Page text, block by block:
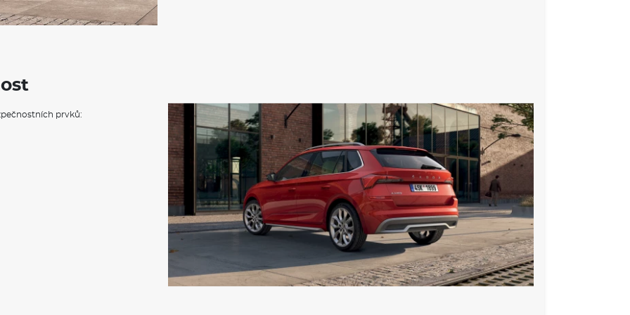
Zadní sedadlo nedělené, opěradlo dělené sklopné
3 hlavové opěrky vzadu
Vyhřívání předních sedadel s oddělenou regulací
Loketní opěra "Jumbobox"
Bederní opěra, ručně nastavitelná, v opěradlech předních sedadel
Infotainment Media 8,25"
DAB - digitální radiopříjem
Virtuální kokpit mini 8"
Bluetooth
Příprava pro služby Škoda Connect M
Tísňové volání eCall
Kotoučové brzdy přední (Geomet D)
3x ISOFIX (2x vzadu, 1x vpředu) a 2x Top Tether vzadu
prvků: